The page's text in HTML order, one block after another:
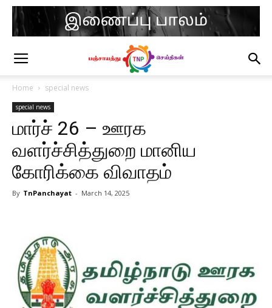
Home special news
special news
மார்ச் 26 – ஊரக
வளர்ச்சித்துறை மானிய
கோரிக்கை விவாதம்
By TnPanchayat - March 14, 2025